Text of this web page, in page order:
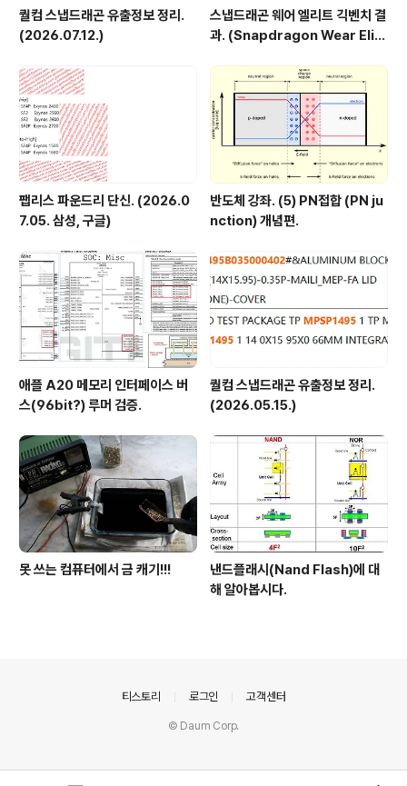
퀄컴 스냅드래곤 유출정보 정리.
(2026.07.12.)
스냅드래곤 웨어 엘리트 긱벤치 결
과. (Snapdragon Wear Elit
팹리스 파운드리 단신. (2026.0
7.05. 삼성, 구글)
반도체 강좌. (5) PN접합 (PN ju
nction) 개념편.
애플 A20 메모리 인터페이스 버
스(96bit?) 루머 검증.
퀄컴 스냅드래곤 유출정보 정리.
(2026.05.15.)
못 쓰는 컴퓨터에서 금 캐기!!!
낸드플래시(Nand Flash)에 대
해 알아봅시다.
티스토리 로그인 고객센터
© Daum Corp.